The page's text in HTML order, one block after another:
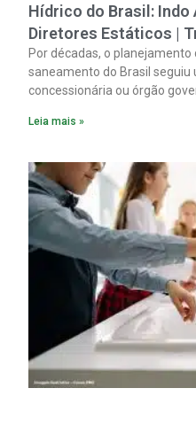
Hídrico do Brasil: Indo
Diretores Estáticos |
Por décadas, o
saneamento do Brasil
concessionária ou órgão
Leia mais »